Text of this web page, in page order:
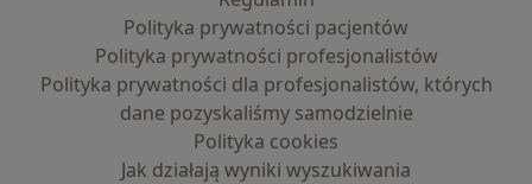
Polityka prywatności pacjentów
Polityka prywatności profesjonalistów
Polityka prywatności dla profesjonalistów, których
dane pozyskaliśmy samodzielnie
Polityka cookies
Jak działają wyniki wyszukiwania